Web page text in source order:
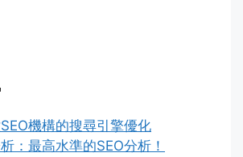
機構的搜尋引擎優化
：最高水準的SEO分析！